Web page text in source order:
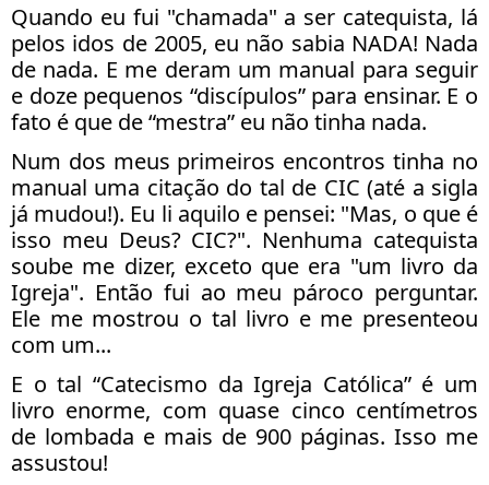
Quando eu fui "chamada" a ser catequista, lá
pelos idos de 2005, eu não sabia NADA! Nada
de nada. E me deram um manual para seguir
e doze pequenos “discípulos” para ensinar. E o
fato é que de “mestra” eu não tinha nada.
Num dos meus primeiros encontros tinha no
manual uma citação do tal de CIC (até a sigla
já mudou!). Eu li aquilo e pensei: "Mas, o que é
isso meu Deus? CIC?". Nenhuma catequista
soube me dizer, exceto que era "um livro da
Igreja". Então fui ao meu pároco perguntar.
Ele me mostrou o tal livro e me presenteou
com um...
E o tal “Catecismo da Igreja Católica” é um
livro enorme, com quase cinco centímetros
de lombada e mais de 900 páginas. Isso me
assustou!